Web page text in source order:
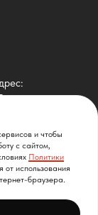
и чтобы
с сайтом,
Политики
от использования
браузера.
ч.
право на
SDMT
SATT